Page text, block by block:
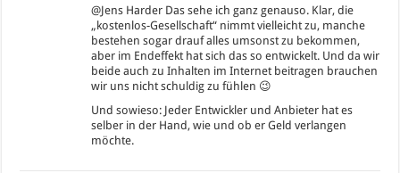
@Jens Harder Das sehe ich ganz genauso. Klar, die
„kostenlos-Gesellschaft“ nimmt vielleicht zu, manche
bestehen sogar drauf alles umsonst zu bekommen,
aber im Endeffekt hat sich das so entwickelt. Und da wir
beide auch zu Inhalten im Internet beitragen brauchen
wir uns nicht schuldig zu fühlen 😉
Und sowieso: Jeder Entwickler und Anbieter hat es
selber in der Hand, wie und ob er Geld verlangen
möchte.